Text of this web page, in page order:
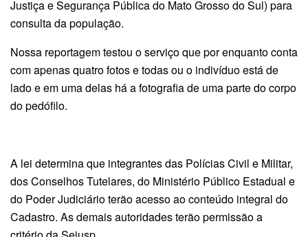
Justiça e Segurança Pública do Mato Grosso do Sul) para
consulta da população.
Nossa reportagem testou o serviço que por enquanto conta
com apenas quatro fotos e todas ou o indivíduo está de
lado e em uma delas há a fotografia de uma parte do corpo
do pedófilo.
A lei determina que integrantes das Polícias Civil e Militar,
dos Conselhos Tutelares, do Ministério Público Estadual e
do Poder Judiciário terão acesso ao conteúdo integral do
Cadastro. As demais autoridades terão permissão a